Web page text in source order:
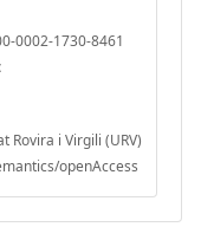
0002-1730-8461
Rovira i Virgili (URV)
openAccess